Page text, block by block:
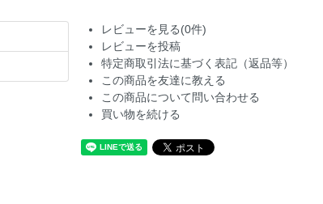
レビューを見る(0件)
レビューを投稿
特定商取引法に基づく表記（返品等）
この商品を友達に教える
この商品について問い合わせる
買い物を続ける